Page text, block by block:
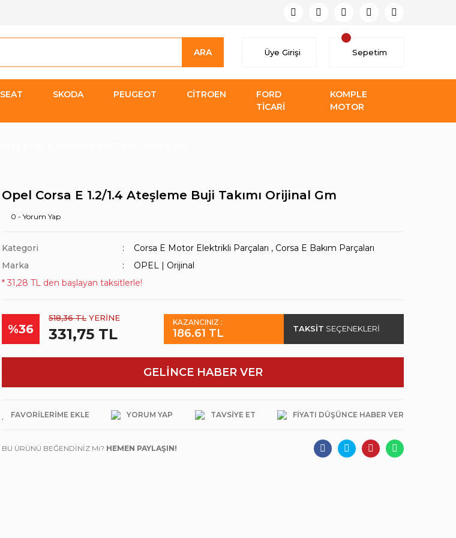
ARA Üye Girişi Sepetim
SEAT SKODA PEUGEOT CİTROEN
FORD
TİCARİ
KOMPLE
MOTOR
Opel Corsa E 1.2/1.4 Ateşleme Buji Takımı Orijinal Gm
0 - Yorum Yap
Kategori Corsa E Motor Elektrikli Parçaları , Corsa E Bakım Parçaları
Marka
OPEL | Orijinal
* 31,28 TL den başlayan taksitlerle!
%36
518,36 TL YERİNE
331,75 TL
KAZANCINIZ :
186.61 TL TAKSİT SEÇENEKLERİ
GELİNCE HABER VER
YORUM YAP TAVSIYE ET FIYATI DÜŞÜNCE HABER VER
BU ÜRÜNÜ BEĞENDİNİZ Mi? HEMEN PAYLAŞIN!